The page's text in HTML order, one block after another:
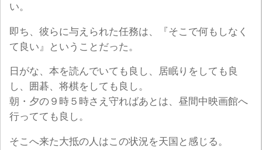
い。
即ち、彼らに与えられた任務は、『そこで何もしなく
て良い』ということだった。
日がな、本を読んでいても良し、居眠りをしても良
し、囲碁、将棋をしても良し。
朝・夕の９時５時さえ守ればあとは、昼間中映画館へ
行ってても良し。
そこへ来た大抵の人はこの状況を天国と感じる。